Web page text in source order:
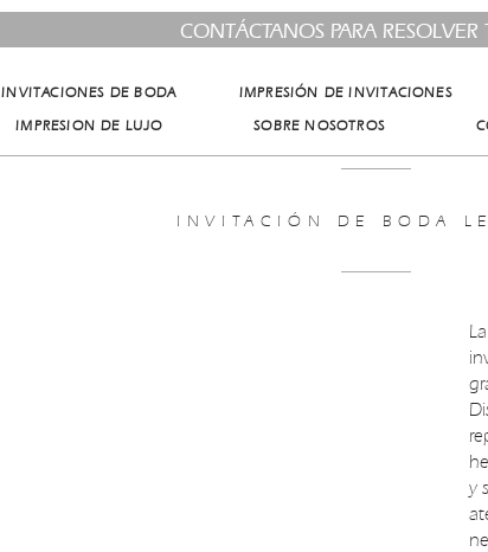
CONTÁCTANOS PARA
INVITACIONES DE BODA IMPRESIÓN DE INVITACIONES
IMPRESION DE LUJO
SOBRE NOSOTROS
INVITACIÓN DE BODA
y